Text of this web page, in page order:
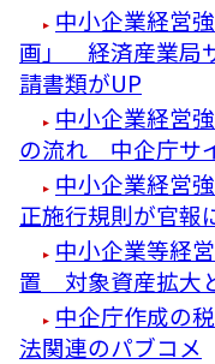
中小企業経営
画」 経済産業局
請書類がUP
中小企業経営
の流れ 中企庁サ
中小企業経営
正施行規則が官
中小企業等経
置 対象資産拡大
中企庁作成の
法関連のパブコメ